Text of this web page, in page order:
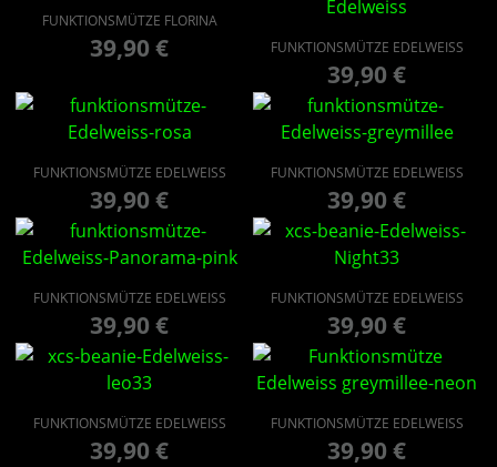
FUNKTIONSMÜTZE FLORINA
39,90€ FUNKTIONSMÜTZE EDELWEISS
39,90€
FUNKTIONSMÜTZE EDELWEISS
39,90€
FUNKTIONSMÜTZE EDELWEISS
39,90€
FUNKTIONSMÜTZE EDELWEISS
39,90€
FUNKTIONSMÜTZE EDELWEISS
39,90€
FUNKTIONSMÜTZE EDELWEISS
39,90€
FUNKTIONSMÜTZE EDELWEISS
39,90€